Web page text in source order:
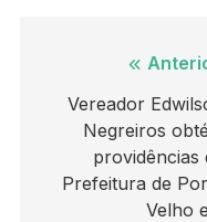
Navegação
de
Post
Vereador
Negreiros
providências
Prefeitura de
Velho